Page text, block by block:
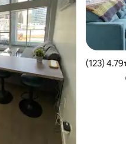
التقييم 4.79 من 5، 123 مراجعات
4.79 (123)